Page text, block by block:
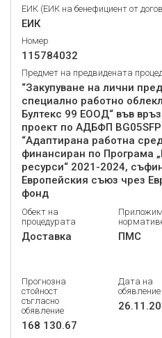
ЕИК (ЕИК на бенефициент от
ЕИК
Номер
115784032
Предмет на предвидената
“Закупуване на лични
специално работно
Бултекс 99 ЕООД“ във
проект по АДБФП
“Адаптирана работна
финансиран по Програма
ресурси“ 2021-2024,
Европейския съюз чрез
фонд
Обект на
процедурата
Доставка
Приложим
ПМС
Прогнозна
стойност
съгласно
обявление
168 130.67
Дата на
обявление